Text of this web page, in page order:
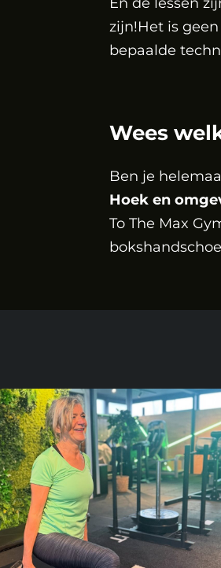
zijn!Het is
bepaalde
Wees
Ben je
Hoek en
To The Max